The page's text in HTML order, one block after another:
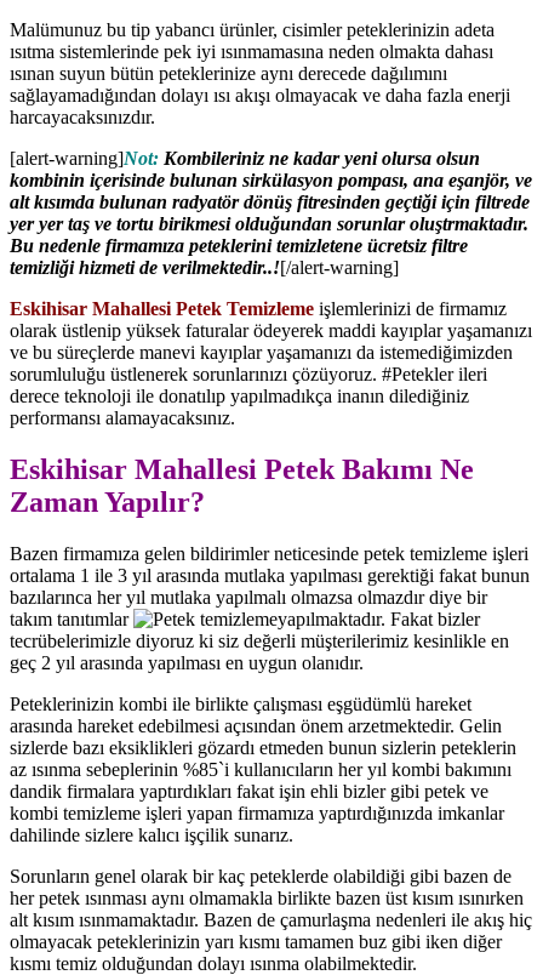
Malümunuz bu tip yabancı ürünler, cisimler peteklerinizin adeta
ısıtma sistemlerinde pek iyi ısınmamasına neden olmakta dahası
ısınan suyun bütün peteklerinize aynı derecede dağılımını
sağlayamadığından dolayı ısı akışı olmayacak ve daha fazla enerji
harcayacaksınızdır.
[alert-warning]Not: Kombileriniz ne kadar yeni olursa olsun
kombinin içerisinde bulunan sirkülasyon pompası, ana eşanjör, ve
alt kısımda bulunan radyatör dönüş fitresinden geçtiği için filtrede
yer yer taş ve tortu birikmesi olduğundan sorunlar oluştrmaktadır.
Bu nedenle firmamıza peteklerini temizletene ücretsiz filtre
temizliği hizmeti de verilmektedir..![/alert-warning]
Eskihisar Mahallesi Petek Temizleme işlemlerinizi de firmamız
olarak üstlenip yüksek faturalar ödeyerek maddi kayıplar yaşamanızı
ve bu süreçlerde manevi kayıplar yaşamanızı da istemediğimizden
sorumluluğu üstlenerek sorunlarınızı çözüyoruz. #Petekler ileri
derece teknoloji ile donatılıp yapılmadıkça inanın dilediğiniz
performansı alamayacaksınız.
Eskihisar Mahallesi Petek Bakımı Ne
Zaman Yapılır?
Bazen firmamıza gelen bildirimler neticesinde petek temizleme işleri
ortalama 1 ile 3 yıl arasında mutlaka yapılması gerektiği fakat bunun
bazılarınca her yıl mutlaka yapılmalı olmazsa olmazdır diye bir
takım tanıtımlar
yapılmaktadır. Fakat bizler
tecrübelerimizle diyoruz ki siz değerli müşterilerimiz kesinlikle en
geç 2 yıl arasında yapılması en uygun olanıdır.
Peteklerinizin kombi ile birlikte çalışması eşgüdümlü hareket
arasında hareket edebilmesi açısından önem arzetmektedir. Gelin
sizlerde bazı eksiklikleri gözardı etmeden bunun sizlerin peteklerin
az ısınma sebeplerinin %85`i kullanıcıların her yıl kombi bakımını
dandik firmalara yaptırdıkları fakat işin ehli bizler gibi petek ve
kombi temizleme işleri yapan firmamıza yaptırdığınızda imkanlar
dahilinde sizlere kalıcı işçilik sunarız.
Sorunların genel olarak bir kaç peteklerde olabildiği gibi bazen de
her petek ısınması aynı olmamakla birlikte bazen üst kısım ısınırken
alt kısım ısınmamaktadır. Bazen de çamurlaşma nedenleri ile akış hiç
olmayacak peteklerinizin yarı kısmı tamamen buz gibi iken diğer
kısmı temiz olduğundan dolayı ısınma olabilmektedir.